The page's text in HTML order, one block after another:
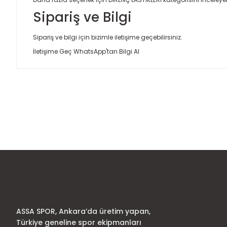
Sipariş ve Bilgi
Sipariş ve bilgi için bizimle iletişime geçebilirsiniz.
İletişime Geç WhatsApp'tan Bilgi Al
Ürün bilgilerinde hatalar bulunuyor.
ASSA SPOR, Ankara’da üretim yapan,
Türkiye geneline spor ekipmanları